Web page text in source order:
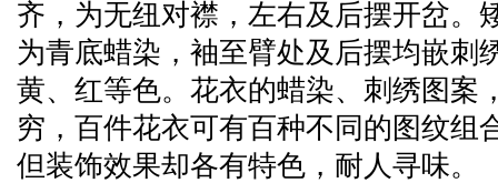
齐，为无纽对襟，左右及后摆开岔。
为青底蜡染，袖至臂处及后摆均嵌刺
黄、红等色。花衣的蜡染、刺绣图案
穷，百件花衣可有百种不同的图纹组
但装饰效果却各有特色，耐人寻味。